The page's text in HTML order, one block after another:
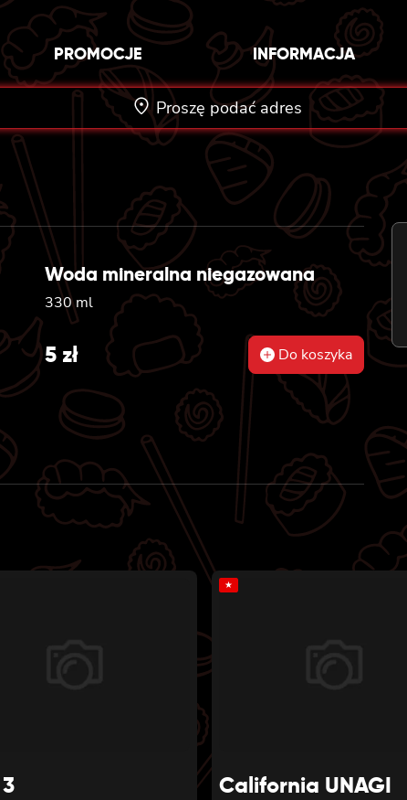
PROMOCJE INFORMACJA
Proszę podać adres
Woda mineralna niegazowana
330 ml
5 zł Do koszyka
★
California UNAGI